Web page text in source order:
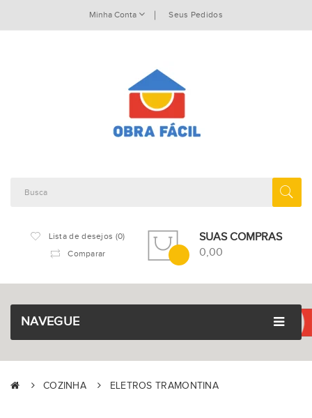
Minha Conta Seus Pedidos
Lista de desejos (0)
Comparar
SUAS COMPRAS
0,00
NAVEGUE
COZINHA ELETROS TRAMONTINA